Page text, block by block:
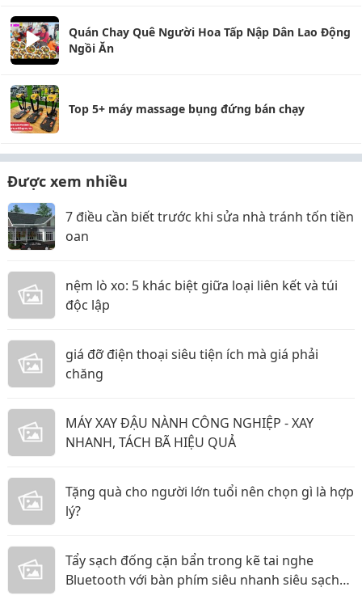
Quán Chay Quê Người Hoa Tấp Nập Dân Lao Động
Ngồi Ăn
Top 5+ máy massage bụng đứng bán chạy
Được xem nhiều
7 điều cần biết trước khi sửa nhà tránh tốn tiền
oan
nệm lò xo: 5 khác biệt giữa loại liên kết và túi
độc lập
giá đỡ điện thoại siêu tiện ích mà giá phải
chăng
MÁY XAY ĐẬU NÀNH CÔNG NGHIỆP - XAY
NHANH, TÁCH BÃ HIỆU QUẢ
Tặng quà cho người lớn tuổi nên chọn gì là hợp
lý?
Tẩy sạch đống cặn bẩn trong kẽ tai nghe
Bluetooth với bàn phím siêu nhanh siêu sạch